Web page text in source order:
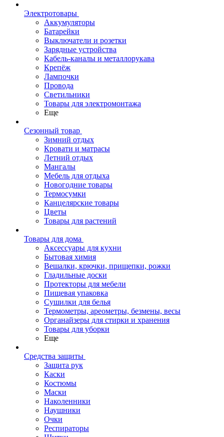
Электротовары
Аккумуляторы
Батарейки
Выключатели и розетки
Зарядные устройства
Кабель-каналы и металлорукава
Крепёж
Лампочки
Провода
Светильники
Товары для электромонтажа
Еще
Сезонный товар
Зимний отдых
Кровати и матрасы
Летний отдых
Мангалы
Мебель для отдыха
Новогодние товары
Термосумки
Канцелярские товары
Цветы
Товары для растений
Товары для дома
Аксессуары для кухни
Бытовая химия
Вешалки, крючки, прищепки, рожки
Гладильные доски
Протекторы для мебели
Пищевая упаковка
Сушилки для белья
Термометры, ареометры, безмены, весы
Органайзеры для стирки и хранения
Товары для уборки
Еще
Средства защиты
Защита рук
Каски
Костюмы
Маски
Наколенники
Наушники
Очки
Респираторы